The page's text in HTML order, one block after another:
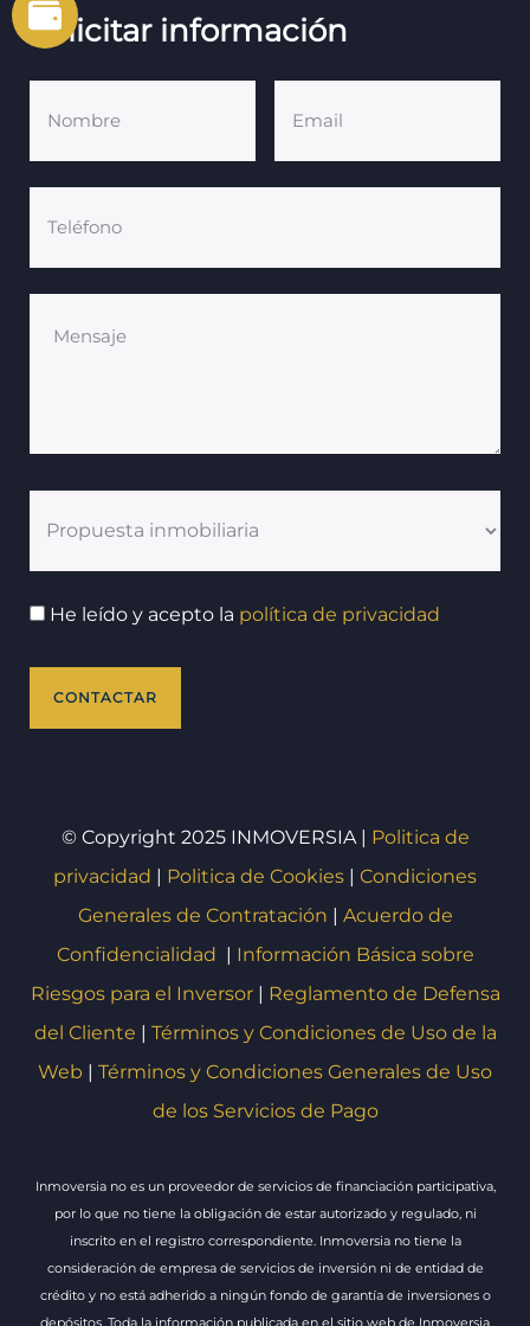
Solicitar información
He leído y acepto la política de privacidad
© Copyright 2025 INMOVERSIA | Politica de
privacidad | Politica de Cookies | Condiciones
Generales de Contratación | Acuerdo de
Confidencialidad | Información Básica sobre
Riesgos para el Inversor| Reglamento de Defensa
del Cliente | Términos y Condiciones de Uso de la
Web | Términos y Condiciones Generales de Uso
de los Servicios de Pago
Inmoversia no es un proveedor de servicios de financiación participativa,
por lo que no tiene la obligación de estar autorizado y regulado, ni
inscrito en el registro correspondiente. Inmoversia no tiene la
consideración de empresa de servicios de inversión ni de entidad de
crédito y no está adherido a ningún fondo de garantía de inversiones o
depósitos. Toda la información publicada en el sitio web de Inmoversia